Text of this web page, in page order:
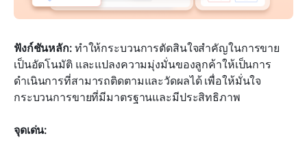
ฟังก์ชันหลัก: ทำให้กระบวนการตัดสินใจสำคัญในการขาย
เป็นอัตโนมัติ และแปลงความมุ่งมั่นของลูกค้าให้เป็นการ
ดำเนินการที่สามารถติดตามและวัดผลได้ เพื่อให้มั่นใจ
กระบวนการขายที่มีมาตรฐานและมีประสิทธิภาพ
จุดเด่น: